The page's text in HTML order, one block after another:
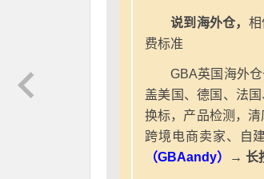
说到海外仓，
费标准
GBA英国海外
盖美国、德国、法
换标，产品检测，
跨境电商卖家、自
（GBAandy）
→ 长